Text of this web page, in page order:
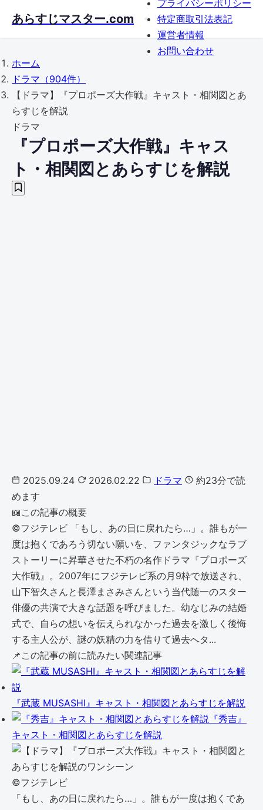
あらすじマスター.com
プライバシーポリシー
特定商取引法表記
運営者情報
お問い合わせ
ホーム
ドラマ （904件）
【ドラマ】『プロポーズ大作戦』キャスト・相関図とあ
らすじを解説
ドラマ
『プロポーズ大作戦』キャス
ト・相関図とあらすじを解説
2025.09.24 2026.02.22 ドラマ
約23分で読
めます
📖 この記事の概要
©︎フジテレビ 「もし、あの日に戻れたら…」。誰もが一
度は抱くであろう切ない願いを、ファンタジックなラブ
ストーリーに昇華させた不朽の名作ドラマ『プロポーズ
大作戦』。2007年にフジテレビ系の月9枠で放送され、
山下智久さんと長澤まさみさんという当代随一のスター
俳優の共演で大きな話題を呼びました。幼なじみの結婚
式で、自らの想いを伝えられなかった過去を激しく後悔
する主人公が、謎の妖精の力を借りて過去へタ...
📌 この記事の前に読みたい関連記事
『武蔵 MUSASHI』キャスト・相関図とあらすじを解説
『秀吉』
キャスト・相関図とあらすじを解説
©︎フジテレビ
「もし、あの日に戻れたら…」。誰もが一度は抱くであ